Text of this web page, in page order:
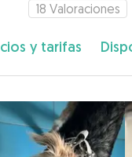
18 Valoraciones
y tarifas